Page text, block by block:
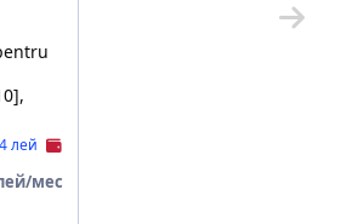
verde,
4 лей
мес